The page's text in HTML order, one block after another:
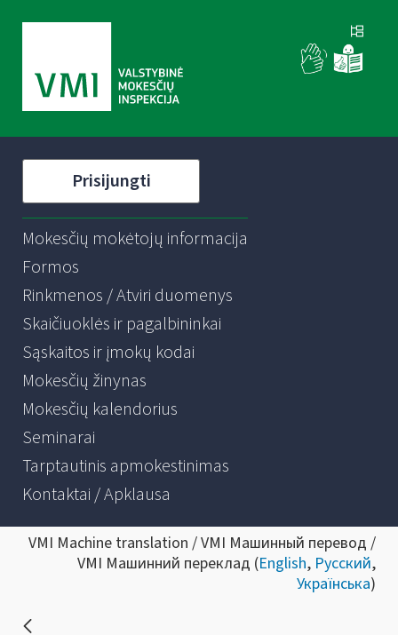
Prisijungti
Mokesčių mokėtojų informacija
Formos
Rinkmenos / Atviri duomenys
Skaičiuoklės ir pagalbininkai
Sąskaitos ir įmokų kodai
Mokesčių žinynas
Mokesčių kalendorius
Seminarai
Tarptautinis apmokestinimas
Kontaktai / Apklausa
VMI Machine translation / VMI Машинный перевод /
VMI Машинний переклад (English, Русский,
Українська)